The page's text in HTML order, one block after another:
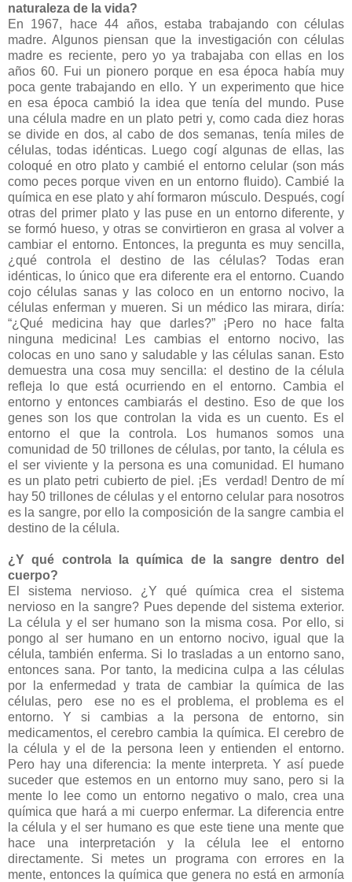
naturaleza de la vida?
En 1967, hace 44 años, estaba trabajando con células
madre. Algunos piensan que la investigación con células
madre es reciente, pero yo ya trabajaba con ellas en los
años 60. Fui un pionero porque en esa época había muy
poca gente trabajando en ello. Y un experimento que hice
en esa época cambió la idea que tenía del mundo. Puse
una célula madre en un plato petri y, como cada diez horas
se divide en dos, al cabo de dos semanas, tenía miles de
células, todas idénticas. Luego cogí algunas de ellas, las
coloqué en otro plato y cambié el entorno celular (son más
como peces porque viven en un entorno fluido). Cambié la
química en ese plato y ahí formaron músculo. Después, cogí
otras del primer plato y las puse en un entorno diferente, y
se formó hueso, y otras se convirtieron en grasa al volver a
cambiar el entorno. Entonces, la pregunta es muy sencilla,
¿qué controla el destino de las células? Todas eran
idénticas, lo único que era diferente era el entorno. Cuando
cojo células sanas y las coloco en un entorno nocivo, la
células enferman y mueren. Si un médico las mirara, diría:
“¿Qué medicina hay que darles?” ¡Pero no hace falta
ninguna medicina! Les cambias el entorno nocivo, las
colocas en uno sano y saludable y las células sanan. Esto
demuestra una cosa muy sencilla: el destino de la célula
refleja lo que está ocurriendo en el entorno. Cambia el
entorno y entonces cambiarás el destino. Eso de que los
genes son los que controlan la vida es un cuento. Es el
entorno el que la controla. Los humanos somos una
comunidad de 50 trillones de células, por tanto, la célula es
el ser viviente y la persona es una comunidad. El humano
es un plato petri cubierto de piel. ¡Es verdad! Dentro de mí
hay 50 trillones de células y el entorno celular para nosotros
es la sangre, por ello la composición de la sangre cambia el
destino de la célula.
¿Y qué controla la química de la sangre dentro del
cuerpo?
El sistema nervioso. ¿Y qué química crea el sistema
nervioso en la sangre? Pues depende del sistema exterior.
La célula y el ser humano son la misma cosa. Por ello, si
pongo al ser humano en un entorno nocivo, igual que la
célula, también enferma. Si lo trasladas a un entorno sano,
entonces sana. Por tanto, la medicina culpa a las células
por la enfermedad y trata de cambiar la química de las
células, pero ese no es el problema, el problema es el
entorno. Y si cambias a la persona de entorno, sin
medicamentos, el cerebro cambia la química. El cerebro de
la célula y el de la persona leen y entienden el entorno.
Pero hay una diferencia: la mente interpreta. Y así puede
suceder que estemos en un entorno muy sano, pero si la
mente lo lee como un entorno negativo o malo, crea una
química que hará a mi cuerpo enfermar. La diferencia entre
la célula y el ser humano es que este tiene una mente que
hace una interpretación y la célula lee el entorno
directamente. Si metes un programa con errores en la
mente, entonces la química que genera no está en armonía